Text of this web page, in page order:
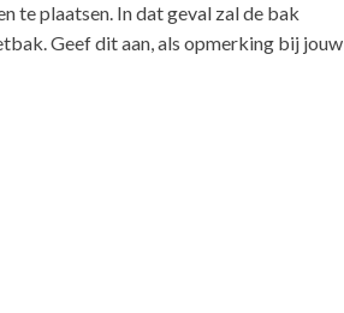
te plaatsen. In dat geval zal de bak
Geef dit aan, als opmerking bij jouw